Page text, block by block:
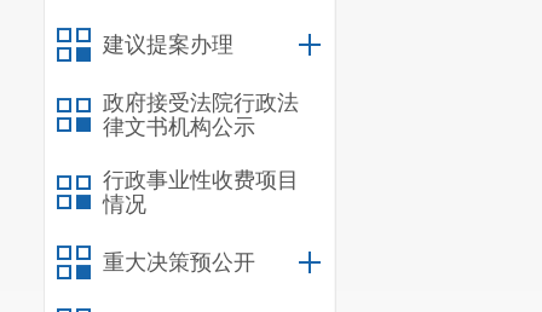
建议提案办理
政府接受法院行政法
律文书机构公示
行政事业性收费项目
情况
重大决策预公开